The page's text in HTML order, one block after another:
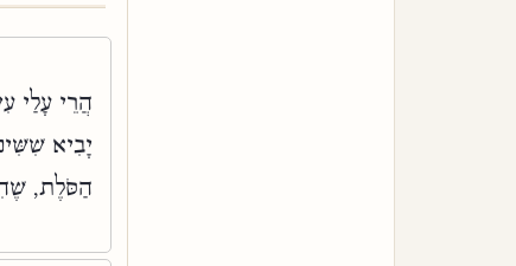
הֲרֵי עָלַי
יָבִיא
הַסֹּלֶת,